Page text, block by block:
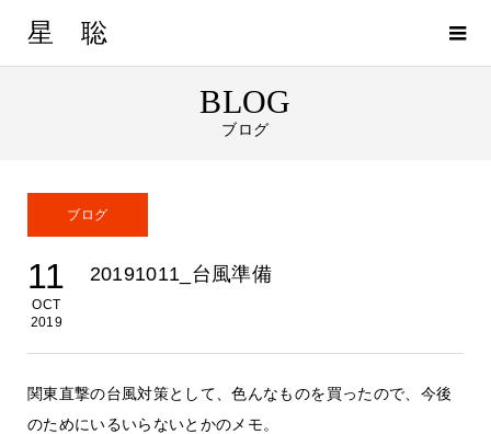
星 聡
BLOG
ブログ
ブログ
11
OCT
2019
20191011_台風準備
関東直撃の台風対策として、色んなものを買ったので、今後
のためにいるいらないとかのメモ。